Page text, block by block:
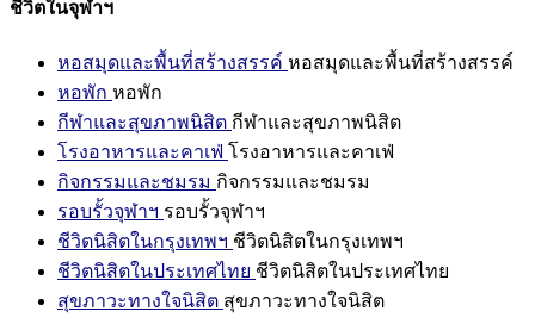
ชีวิตในจุฬาฯ
หอสมุดและพื้นที่สร้างสรรค์ หอสมุดและพื้นที่สร้างสรรค์
หอพัก หอพัก
กีฬาและสุขภาพนิสิต กีฬาและสุขภาพนิสิต
โรงอาหารและคาเฟ่ โรงอาหารและคาเฟ่
กิจกรรมและชมรม กิจกรรมและชมรม
รอบรั้วจุฬาฯ รอบรั้วจุฬาฯ
ชีวิตนิสิตในกรุงเทพฯ ชีวิตนิสิตในกรุงเทพฯ
ชีวิตนิสิตในประเทศไทย ชีวิตนิสิตในประเทศไทย
สุขภาวะทางใจนิสิต สุขภาวะทางใจนิสิต